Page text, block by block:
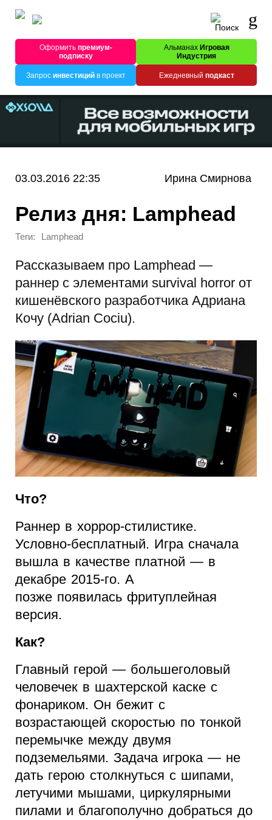
Оформитьпремиум-
подписку
Альманах Игровая
Индустрия
Запрос инвестицийв проект Ежедневный подкаст
03.03.2016 22:35 Ирина Смирнова
Релиз дня: Lamphead
Теги: Lamphead
Рассказываем про Lamphead —
раннер с элементами survival horror от
кишенёвского разработчика Адриана
Кочу (Adrian Cociu).
Что?
Раннер в хоррор-стилистике.
Условно-бесплатный. Игра сначала
вышла в качестве платной — в
декабре 2015-го. А
позже появилась фритуплейная
версия.
Как?
Главный герой — большеголовый
человечек в шахтерской каске с
фонариком. Он бежит с
возрастающей скоростью по тонкой
перемычке между двумя
подземельями. Задача игрока — не
дать герою столкнуться с шипами,
летучими мышами, циркулярными
пилами и благополучно добраться до